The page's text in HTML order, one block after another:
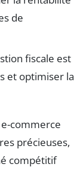
de
fiscale est
et optimiser la
commerce
précieuses,
compétitif